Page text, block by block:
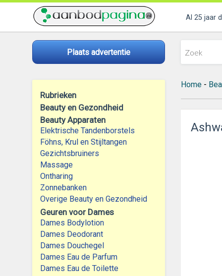
Al 25 jaar
Plaats advertentie
Rubrieken
Beauty en Gezondheid
Beauty Apparaten
Elektrische Tandenborstels
Föhns, Krul en Stijltangen
Gezichtsbruiners
Massage
Ontharing
Zonnebanken
Overige Beauty en Gezondheid
Geuren voor Dames
Dames Bodylotion
Dames Deodorant
Dames Douchegel
Dames Eau de Parfum
Dames Eau de Toilette
Home-